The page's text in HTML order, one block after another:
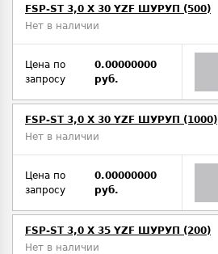
FSP-ST 3,0 X 30 YZF ШУРУП (500)
Нет в наличии
Цена по
запросу
0.00000000
руб.
FSP-ST 3,0 X 30 YZF ШУРУП (1000)
Нет в наличии
Цена по
запросу
0.00000000
руб.
FSP-ST 3,0 X 35 YZF ШУРУП (200)
Нет в наличии